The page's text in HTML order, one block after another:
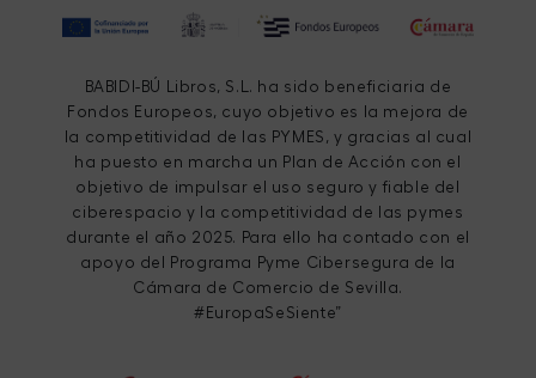
BABIDI-BÚ Libros, S.L. ha sido beneficiaria de
Fondos Europeos, cuyo objetivo es la mejora de
la competitividad de las PYMES, y gracias al cual
ha puesto en marcha un Plan de Acción con el
objetivo de impulsar el uso seguro y fiable del
ciberespacio y la competitividad de las pymes
durante el año 2025. Para ello ha contado con el
apoyo del Programa Pyme Cibersegura de la
Cámara de Comercio de Sevilla.
#EuropaSeSiente”